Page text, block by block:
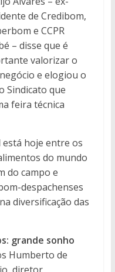
de Credibom,
e CCPR
– disse que é
valorizar o
e elogiou o
Sindicato que
feira técnica
está hoje entre os
do mundo
do campo e
despachenses
diversificação das
grande sonho
Humberto de
diretor